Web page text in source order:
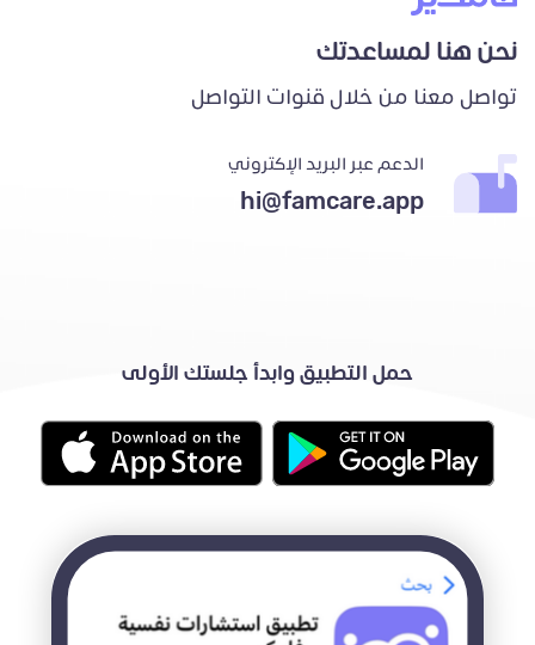
نحن هنا لمساعدتك
تواصل معنا من خلال قنوات التواصل
الدعم عبر البريد الإكتروني
hi@famcare.app
حمل التطبيق وابدأ جلستك الأولى